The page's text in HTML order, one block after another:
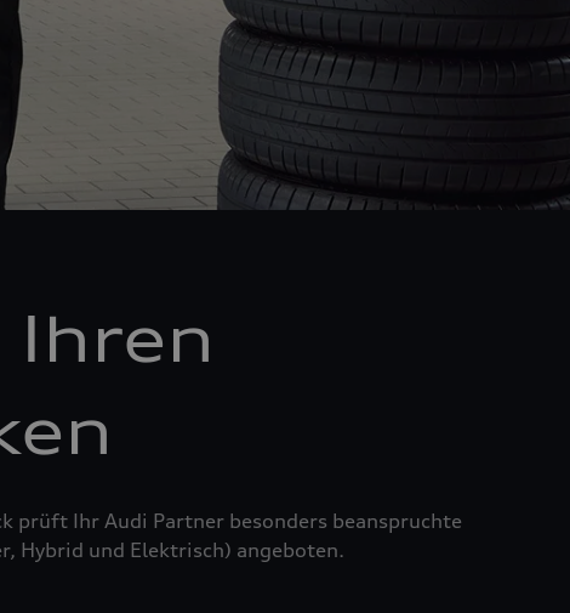
Ihren
prüft Ihr Audi Partner besonders beanspruchte
Hybrid und Elektrisch) angeboten.